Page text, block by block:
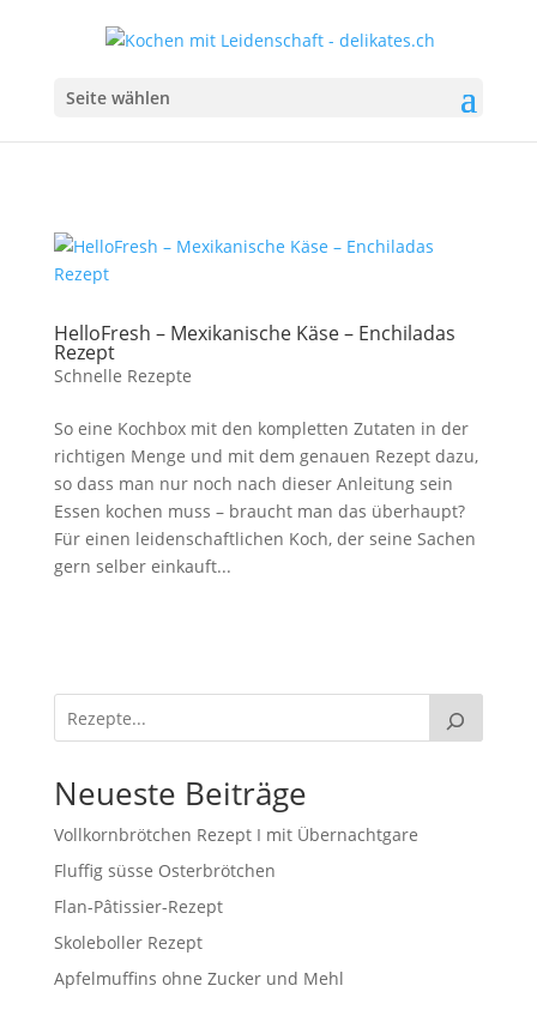
Seite wählen
HelloFresh – Mexikanische Käse – Enchiladas
Rezept
Schnelle Rezepte
So eine Kochbox mit den kompletten Zutaten in der
richtigen Menge und mit dem genauen Rezept dazu,
so dass man nur noch nach dieser Anleitung sein
Essen kochen muss – braucht man das überhaupt?
Für einen leidenschaftlichen Koch, der seine Sachen
gern selber einkauft...
Neueste Beiträge
Vollkornbrötchen Rezept I mit Übernachtgare
Fluffig süsse Osterbrötchen
Flan-Pâtissier-Rezept
Skoleboller Rezept
Apfelmuffins ohne Zucker und Mehl